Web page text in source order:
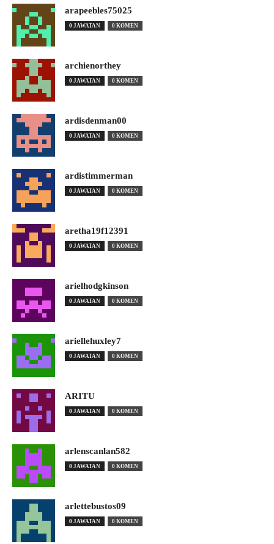
arapeebles75025
0 JAWATAN 0 KOMEN
archienorthey
0 JAWATAN 0 KOMEN
ardisdenman00
0 JAWATAN 0 KOMEN
ardistimmerman
0 JAWATAN 0 KOMEN
aretha19f12391
0 JAWATAN 0 KOMEN
arielhodgkinson
0 JAWATAN 0 KOMEN
ariellehuxley7
0 JAWATAN 0 KOMEN
ARITU
0 JAWATAN 0 KOMEN
arlenscanlan582
0 JAWATAN 0 KOMEN
arlettebustos09
0 JAWATAN 0 KOMEN